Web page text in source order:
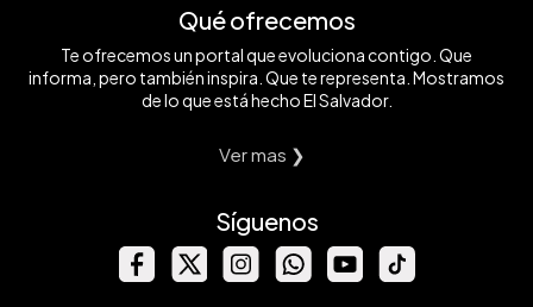
Qué ofrecemos
Te ofrecemos un portal que evoluciona contigo. Que
informa, pero también inspira. Que te representa. Mostramos
de lo que está hecho El Salvador.
Ver mas ❯
Síguenos